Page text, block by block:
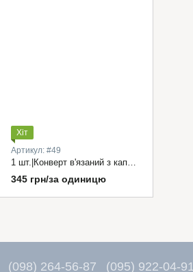
Хіт
Артикул: #49
1 шт.|Конверт в'язаний з капюшоном
345 грн/за одиницю
(098) 264-56-87 (095) 922-04-91